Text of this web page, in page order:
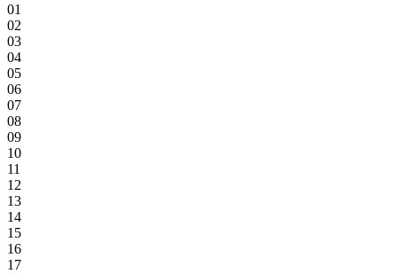
01
02
03
04
05
06
07
08
09
10
11
12
13
14
15
16
17